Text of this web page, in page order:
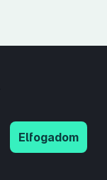
Elfogadom